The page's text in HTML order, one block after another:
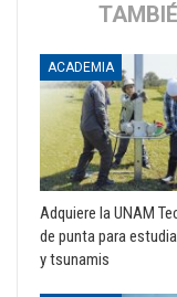
ACADEMIA
Adquiere la UNAM
de punta para
y tsunamis